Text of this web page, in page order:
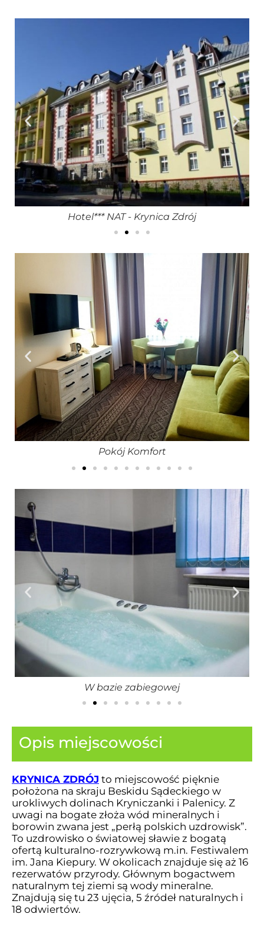
Hotel*** NAT - Krynica Zdrój
Pokój Komfort
W bazie zabiegowej
Opis miejscowości
KRYNICA ZDRÓJ to miejscowość pięknie
położona na skraju Beskidu Sądeckiego w
urokliwych dolinach Kryniczanki i Palenicy. Z
uwagi na bogate złoża wód mineralnych i
borowin zwana jest „perłą polskich uzdrowisk”.
To uzdrowisko o światowej sławie z bogatą
ofertą kulturalno-rozrywkową m.in. Festiwalem
im. Jana Kiepury. W okolicach znajduje się aż 16
rezerwatów przyrody. Głównym bogactwem
naturalnym tej ziemi są wody mineralne.
Znajdują się tu 23 ujęcia, 5 źródeł naturalnych i
18 odwiertów.